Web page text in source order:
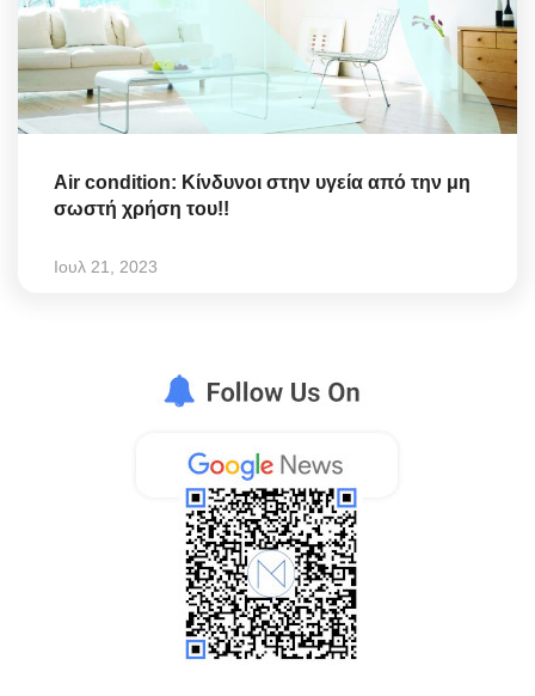
Air condition: Κίνδυνοι στην υγεία από την μη
σωστή χρήση του!!
Ιουλ 21, 2023